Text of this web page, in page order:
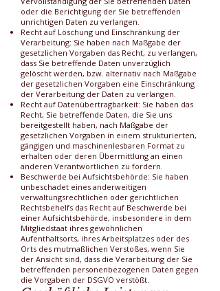
oder die Berichtigung der Sie betreffenden
unrichtigen Daten zu verlangen.
Recht auf Löschung und Einschränkung der
Verarbeitung: Sie haben nach Maßgabe der
gesetzlichen Vorgaben das Recht, zu verlangen,
dass Sie betreffende Daten unverzüglich
gelöscht werden, bzw. alternativ nach Maßgabe
der gesetzlichen Vorgaben eine Einschränkung
der Verarbeitung der Daten zu verlangen.
Recht auf Datenübertragbarkeit: Sie haben das
Recht, Sie betreffende Daten, die Sie uns
bereitgestellt haben, nach Maßgabe der
gesetzlichen Vorgaben in einem strukturierten,
gängigen und maschinenlesbaren Format zu
erhalten oder deren Übermittlung an einen
anderen Verantwortlichen zu fordern.
Beschwerde bei Aufsichtsbehörde: Sie haben
unbeschadet eines anderweitigen
verwaltungsrechtlichen oder gerichtlichen
Rechtsbehelfs das Recht auf Beschwerde bei
einer Aufsichtsbehörde, insbesondere in dem
Mitgliedstaat ihres gewöhnlichen
Aufenthaltsorts, ihres Arbeitsplatzes oder des
Orts des mutmaßlichen Verstoßes, wenn Sie
der Ansicht sind, dass die Verarbeitung der Sie
betreffenden personenbezogenen Daten gegen
die Vorgaben der DSGVO verstößt.